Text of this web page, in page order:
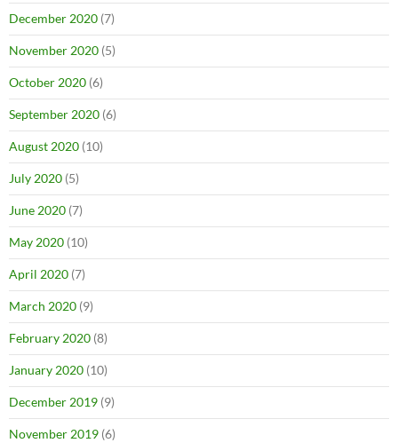
December 2020 (7)
November 2020 (5)
October 2020 (6)
September 2020 (6)
August 2020 (10)
July 2020 (5)
June 2020 (7)
May 2020 (10)
April 2020 (7)
March 2020 (9)
February 2020 (8)
January 2020 (10)
December 2019 (9)
November 2019 (6)